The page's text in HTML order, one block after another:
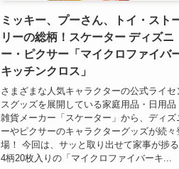
ミッキー、プーさん、トイ・スト
リーの総柄！スケーター ディズニ
ー・ピクサー「マイクロファイバ
キッチンクロス」
さまざまな人気キャラクターの公式ライセ
スグッズを展開している家庭用品・日用品
雑貨メーカー「スケーター」から、ディズ
ーやピクサーのキャラクターグッズが続々
場！ 今回は、サッと取り出せて家事が捗る
4柄20枚入りの「マイクロファイバーキ...